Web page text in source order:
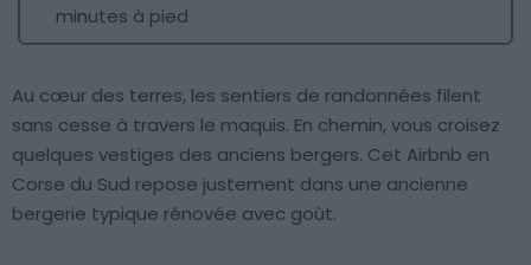
minutes à pied
Au cœur des terres, les sentiers de randonnées filent
sans cesse à travers le maquis. En chemin, vous croisez
quelques vestiges des anciens bergers. Cet Airbnb en
Corse du Sud repose justement dans une ancienne
bergerie typique rénovée avec goût.